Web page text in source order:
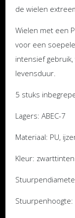
de wielen
Wielen met een
voor een
intensief
levensduur.
5 stuks
Lagers: ABEC-7
Materiaal: PU,
Kleur: zwarttinten
Stuurpenhoogte: